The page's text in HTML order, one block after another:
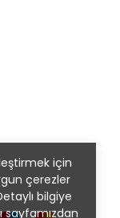
için
çerezler
bilgiye
sayfamızdan